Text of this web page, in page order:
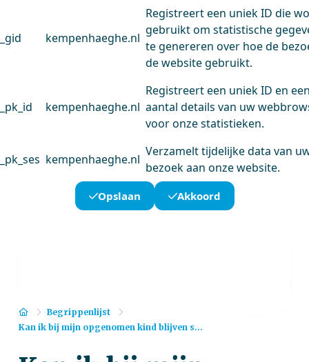
_gid kempenhaeghe.nl
Registreert een uniek ID die
gebruikt om statistische
te genereren over hoe de
de website gebruikt.
_pk_id kempenhaeghe.nl
Registreert een uniek ID en
aantal details van uw
voor onze statistieken.
_pk_ses kempenhaeghe.nl
Verzamelt tijdelijke data van
bezoek aan onze website.
Opslaan Akkoord
HomeBegrippenlijst
Kan ik bij mijn opgenomen kind blijven s...